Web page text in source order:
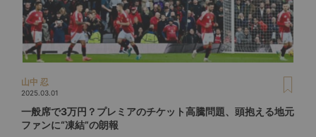
山中 忍
2025.03.01
一般席で3万円？プレミアのチケット高騰問題、頭抱える地元
ファンに“凍結”の朗報